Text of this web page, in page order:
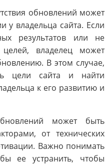
обновлений может
у владельца сайта. Если
результатов или не
целей, владелец может
В этом случае,
цели сайта и найти
к его развитию и
может быть
от технических
Важно понимать
ее устранить, чтобы